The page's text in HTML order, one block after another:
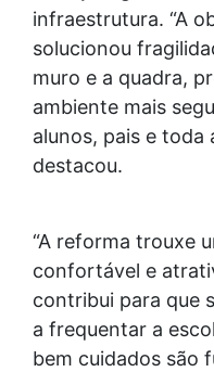
infraestrutura. “A
solucionou
muro e a quadra,
ambiente mais
alunos, pais e toda
destacou.
“A reforma trouxe
confortável e
contribui para que
a frequentar a
bem cuidados são